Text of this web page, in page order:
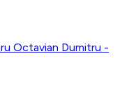
Octavian Dumitru -